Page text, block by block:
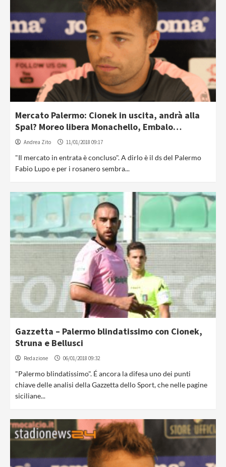
Mercato Palermo: Cionek in uscita, andrà alla
Spal? Moreo libera Monachello, Embalo…
Andrea Zito 11/01/2018 09:17
"Il mercato in entrata è concluso". A dirlo è il ds del Palermo
Fabio Lupo e per i rosanero sembra...
Gazzetta – Palermo blindatissimo con Cionek,
Struna e Bellusci
Redazione 06/01/2018 09:32
"Palermo blindatissimo". É ancora la difesa uno dei punti
chiave delle analisi della Gazzetta dello Sport, che nelle pagine
siciliane...